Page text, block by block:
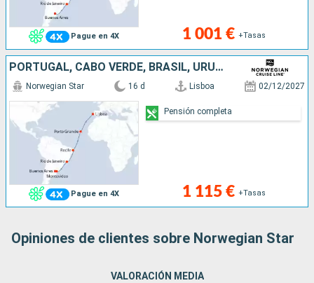
Pague en 4X 1 001 € +Tasas
PORTUGAL, CABO VERDE, BRASIL, URUGUAY, ARGENTINA
Pague en 4X
Norwegian Star 16 d Lisboa 02/12/2027
1 115 € +Tasas
Pensión completa
Opiniones de clientes sobre Norwegian Star
VALORACIÓN MEDIA